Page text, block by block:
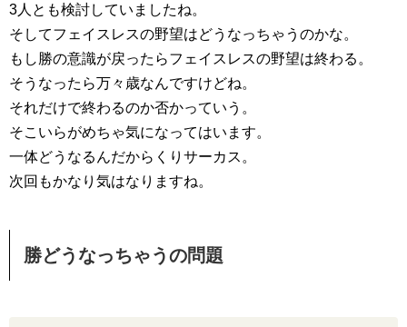
3人とも検討していましたね。
そしてフェイスレスの野望はどうなっちゃうのかな。
もし勝の意識が戻ったらフェイスレスの野望は終わる。
そうなったら万々歳なんですけどね。
それだけで終わるのか否かっていう。
そこいらがめちゃ気になってはいます。
一体どうなるんだからくりサーカス。
次回もかなり気はなりますね。
勝どうなっちゃうの問題